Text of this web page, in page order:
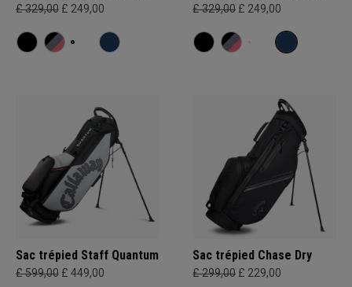
£ 329,00 £ 249,00 £ 329,00 £ 249,00
Sac trépied Staff Quantum
£ 599,00 £ 449,00
Sac trépied Chase Dry
£ 299,00 £ 229,00